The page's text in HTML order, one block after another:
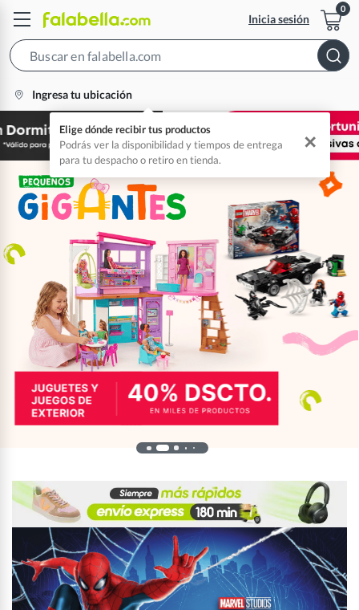
Inicia sesión
location-
icon
Ingresa tu ubicación
Elige dónde recibir tus productos
Podrás ver la disponibilidad y tiempos de entrega
para tu despacho o retiro en tienda.
✕